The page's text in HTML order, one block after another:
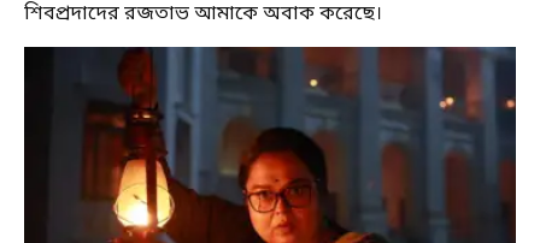
শিবপ্রদাদের রজতাভ আমাকে অবাক করেছে।